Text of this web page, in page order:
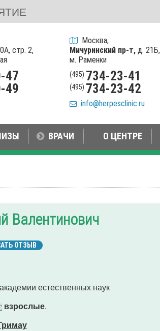
стр. 2,
47
49
Москва,
Мичуринский пр-т, д. 21Б,
м. Раменки
(495) 734-23-41
(495) 734-23-42
info@herpesclinic.ru
ВРАЧИ О ЦЕНТРЕ
Валентинович
ОТЗЫВ
естественных наук
взрослые.